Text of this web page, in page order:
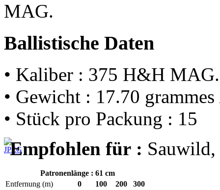
MAG.
Ballistische Daten
• Kaliber : 375 H&H MAG.
• Gewicht : 17.70
• Stück pro Packung : 15
Empfohlen für :
Patronenlänge : 61 cm
Entfernung (m)
0 100 200
300